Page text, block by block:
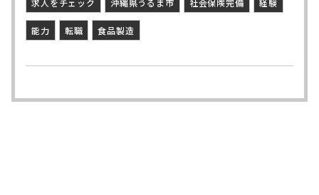
求人をチェック 沖縄県うるま市 社会保険完備 経験
能力 転職 食品製造